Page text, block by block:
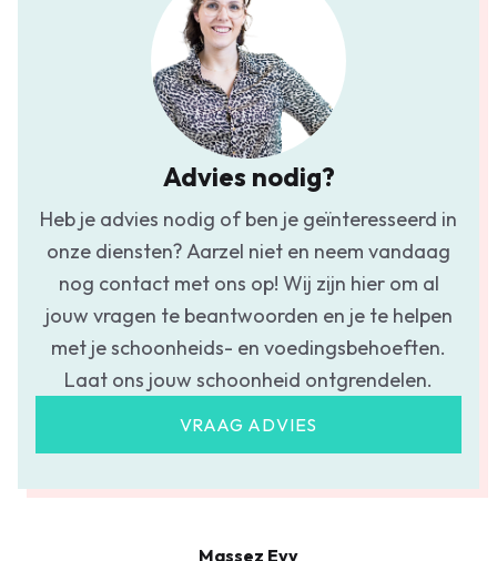
Advies nodig?
Heb je advies nodig of ben je geïnteresseerd in
onze diensten? Aarzel niet en neem vandaag
nog contact met ons op! Wij zijn hier om al
jouw vragen te beantwoorden en je te helpen
met je schoonheids- en voedingsbehoeften.
Laat ons jouw schoonheid ontgrendelen.
VRAAG ADVIES
Massez Evy